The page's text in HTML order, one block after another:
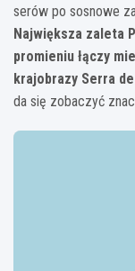
serów po sosnowe
Największa zaleta
promieniu łączy
krajobrazy Serra
da się zobaczyć